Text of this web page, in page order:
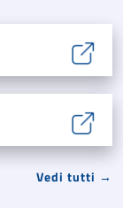
Vedi tutti →